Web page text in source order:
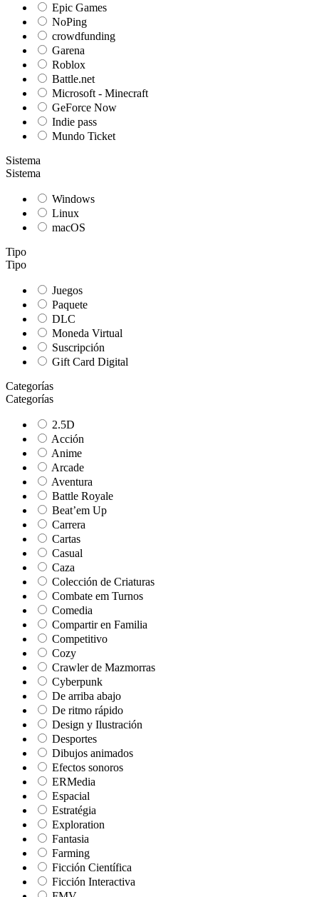
Epic Games
NoPing
crowdfunding
Garena
Roblox
Battle.net
Microsoft - Minecraft
GeForce Now
Indie pass
Mundo Ticket
Sistema
Sistema
Windows
Linux
macOS
Tipo
Tipo
Juegos
Paquete
DLC
Moneda Virtual
Suscripción
Gift Card Digital
Categorías
Categorías
2.5D
Acción
Anime
Arcade
Aventura
Battle Royale
Beat’em Up
Carrera
Cartas
Casual
Caza
Colección de Criaturas
Combate em Turnos
Comedia
Compartir en Familia
Competitivo
Cozy
Crawler de Mazmorras
Cyberpunk
De arriba abajo
De ritmo rápido
Design y Ilustración
Desportes
Dibujos animados
Efectos sonoros
ERMedia
Espacial
Estratégia
Exploration
Fantasia
Farming
Ficción Científica
Ficción Interactiva